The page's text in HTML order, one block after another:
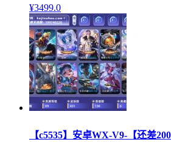
¥3499.0
【c5535】安卓WX-V9-【还差